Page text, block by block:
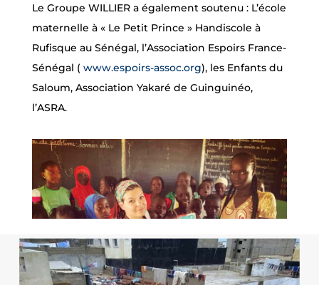
Le Groupe WILLIER a également soutenu : L’école
maternelle à « Le Petit Prince » Handiscole à
Rufisque au Sénégal, l’Association Espoirs France-
Sénégal ( www.espoirs-assoc.org), les Enfants du
Saloum, Association Yakaré de Guinguinéo,
l’ASRA.